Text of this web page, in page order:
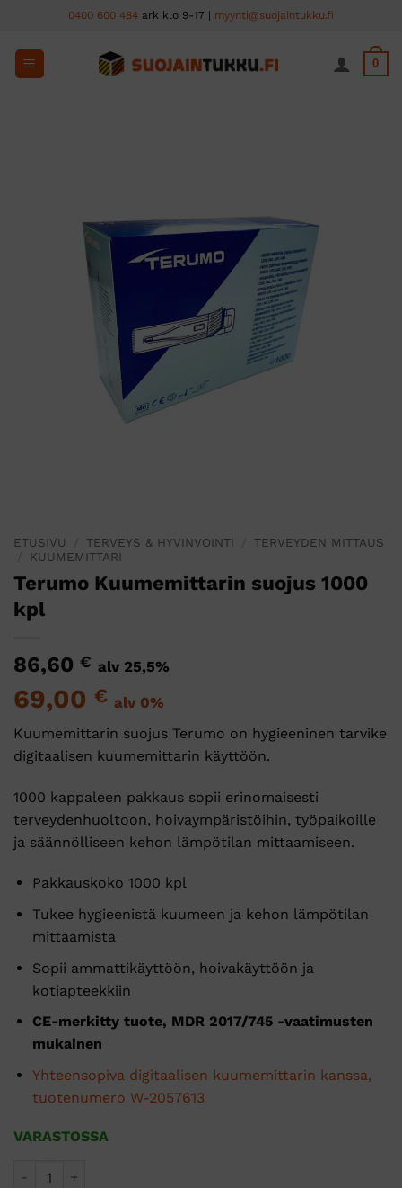
content
0400 600 484 ark klo 9-17 | myynti@suojaintukku.fi
0
ETUSIVU TERVEYS & HYVINVOINTI
TERVEYDEN MITTAUS
KUUMEMITTARI
Terumo Kuumemittarin suojus 1000
kpl
86,60 € alv 25,5%
69,00 € alv 0%
Kuumemittarin suojus Terumo on hygieeninen tarvike
digitaalisen kuumemittarin käyttöön.
1000 kappaleen pakkaus sopii erinomaisesti
terveydenhuoltoon, hoivaympäristöihin, työpaikoille
ja säännölliseen kehon lämpötilan mittaamiseen.
Pakkauskoko 1000 kpl
Tukee hygieenistä kuumeen ja kehon lämpötilan
mittaamista
Sopii ammattikäyttöön, hoivakäyttöön ja
kotiapteekkiin
CE-merkitty tuote, MDR 2017/745 -vaatimusten
mukainen
Yhteensopiva digitaalisen kuumemittarin kanssa,
tuotenumero W-2057613
VARASTOSSA